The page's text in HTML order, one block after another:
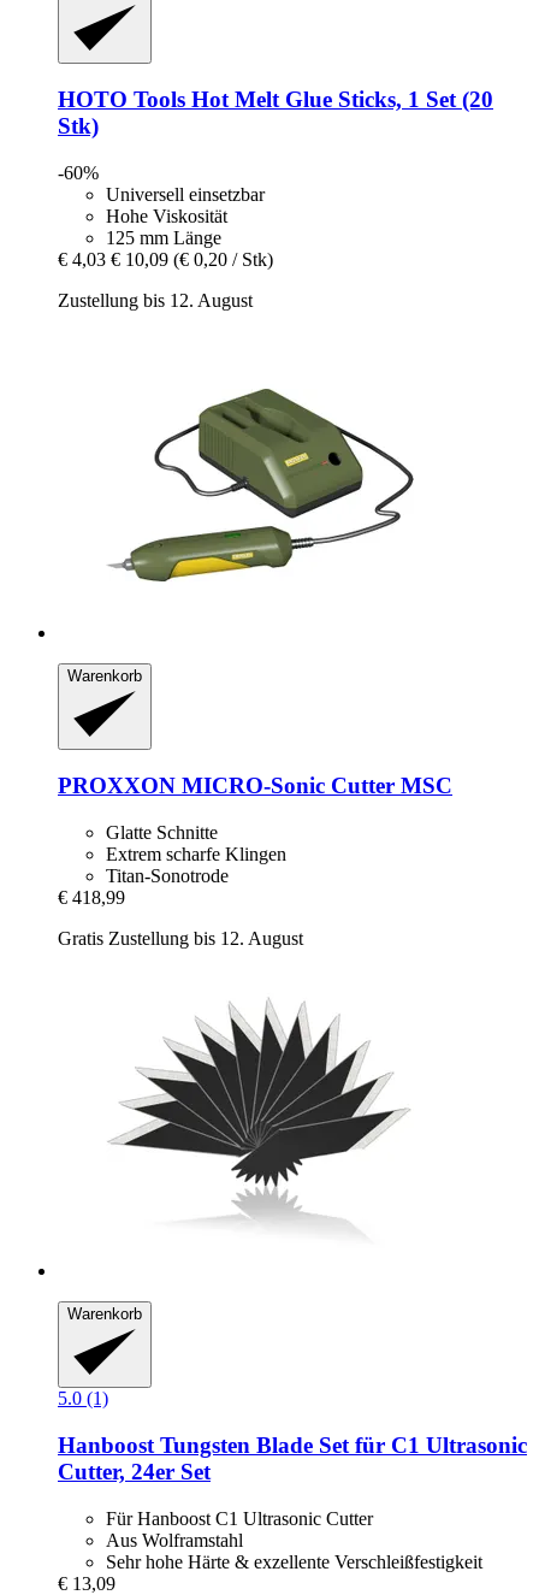
HOTO Tools Hot Melt Glue Sticks, 1 Set (20
Stk)
-60%
Universell einsetzbar
Hohe Viskosität
125 mm Länge
€ 4,03 € 10,09 (€ 0,20 / Stk)
Zustellung bis 12. August
Warenkorb
PROXXON MICRO-​Sonic Cutter MSC
Glatte Schnitte
Extrem scharfe Klingen
Titan-Sonotrode
€ 418,99
Gratis Zustellung bis 12. August
Warenkorb
5.0 (1)
Hanboost Tungsten Blade Set für C1 Ultrasonic
Cutter, 24er Set
Für Hanboost C1 Ultrasonic Cutter
Aus Wolframstahl
Sehr hohe Härte & exzellente Verschleißfestigkeit
€ 13,09